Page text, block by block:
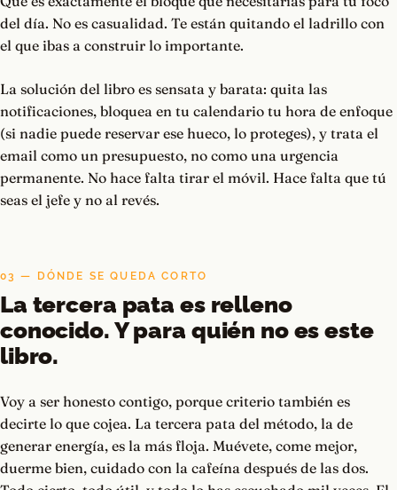
del día. No es casualidad. Te están quitando el ladrillo con
el que ibas a construir lo importante.
La solución del libro es sensata y barata: quita las
notificaciones, bloquea en tu calendario tu hora de enfoque
(si nadie puede reservar ese hueco, lo proteges), y trata el
email como un presupuesto, no como una urgencia
permanente. No hace falta tirar el móvil. Hace falta que tú
seas el jefe y no al revés.
03 — DÓNDE SE QUEDA CORTO
La tercera pata es relleno
conocido. Y para quién no es este
libro.
Voy a ser honesto contigo, porque criterio también es
decirte lo que cojea. La tercera pata del método, la de
generar energía, es la más floja. Muévete, come mejor,
duerme bien, cuidado con la cafeína después de las dos.